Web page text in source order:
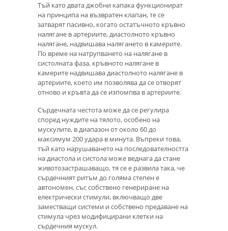
Тъй като двата джобни капака функционират
на принципа на възвратен клапан, те се
затварят пасивно, когато остатъчното кръвно
налягане в артериите, диастолното кръвно
налягане, надвишава налягането в камерите.
По време на натрупването на налягане в
систолната фаза, кръвното налягане в
камерите надвишава диастолното налягане в
артериите, което им позволява да се отворят
отново и кръвта да се изпомпва в артериите.
Сърдечната честота може да се регулира
според нуждите на тялото, особено на
мускулите, в диапазон от около 60 до
максимум 200 удара в минута. Въпреки това,
тъй като нарушаването на последователността
на диастола и систола може веднага да стане
животозастрашаващо, тя се е развила така, че
сърдечният ритъм до голяма степен е
автономен, със собствено генериране на
електрически стимули, включващо две
заместващи системи и собствено предаване на
стимула чрез модифицирани клетки на
сърдечния мускул.